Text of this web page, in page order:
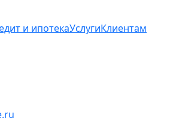
и ипотекаУслугиКлиентам